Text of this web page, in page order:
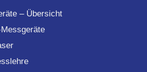
– Übersicht